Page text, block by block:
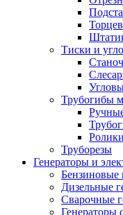
Тиски и
Трубогибы
Труборезы
Генераторы и
Бензиновые
Дизельные
Сварочные
Генераторы